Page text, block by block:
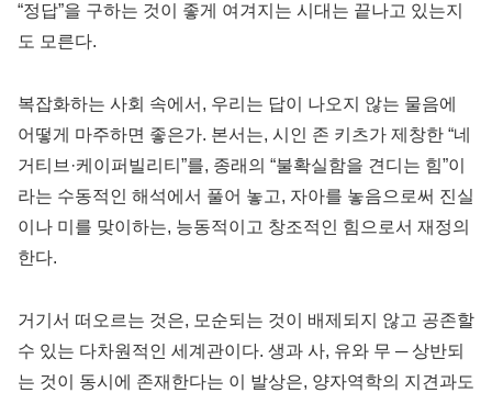
“정답”을 구하는 것이 좋게 여겨지는 시대는 끝나고 있는지
도 모른다.
복잡화하는 사회 속에서, 우리는 답이 나오지 않는 물음에
어떻게 마주하면 좋은가. 본서는, 시인 존 키츠가 제창한 “네
거티브·케이퍼빌리티”를, 종래의 “불확실함을 견디는 힘”이
라는 수동적인 해석에서 풀어 놓고, 자아를 놓음으로써 진실
이나 미를 맞이하는, 능동적이고 창조적인 힘으로서 재정의
한다.
거기서 떠오르는 것은, 모순되는 것이 배제되지 않고 공존할
수 있는 다차원적인 세계관이다. 생과 사, 유와 무 ─ 상반되
는 것이 동시에 존재한다는 이 발상은, 양자역학의 지견과도